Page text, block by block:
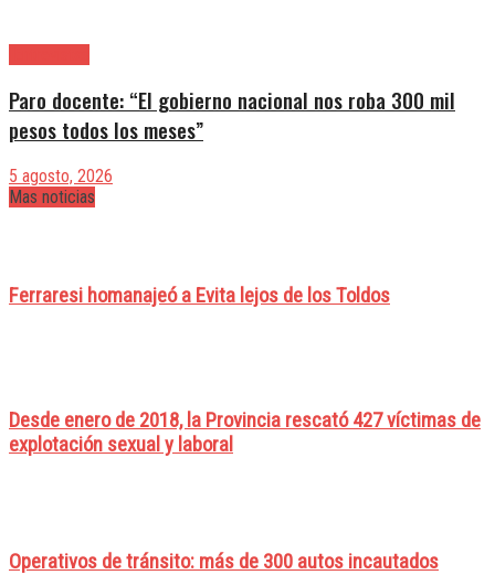
Paro docente: “El gobierno nacional nos roba 300 mil
pesos todos los meses”
5 agosto, 2026
Mas noticias
Ferraresi homanajeó a Evita lejos de los Toldos
Desde enero de 2018, la Provincia rescató 427 víctimas de
explotación sexual y laboral
Operativos de tránsito: más de 300 autos incautados